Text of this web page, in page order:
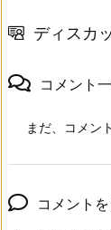
ディスカ
コメント
まだ、コメン
コメント